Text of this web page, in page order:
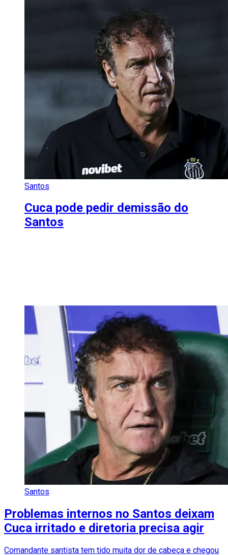
Santos
Cuca pode pedir demissão do
Santos
Santos
Problemas internos no Santos deixam
Cuca irritado e diretoria precisa agir
Comandante santista tem tido muita dor de cabeça e chegou